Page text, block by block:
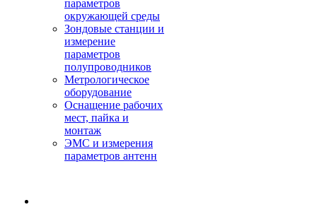
параметров
окружающей среды
Зондовые станции и
измерение
параметров
полупроводников
Метрологическое
оборудование
Оснащение рабочих
мест, пайка и
монтаж
ЭМС и измерения
параметров антенн